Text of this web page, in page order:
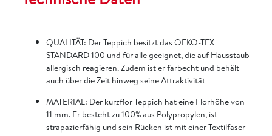
QUALITÄT: Der Teppich besitzt das OEKO-TEX
STANDARD 100 und für alle geeignet, die auf Hausstaub
allergisch reagieren. Zudem ist er farbecht und behält
auch über die Zeit hinweg seine Attraktivität
MATERIAL: Der kurzflor Teppich hat eine Florhöhe von
11 mm. Er besteht zu 100% aus Polypropylen, ist
strapazierfähig und sein Rücken ist mit einer Textilfaser